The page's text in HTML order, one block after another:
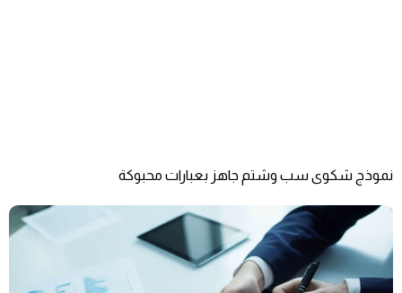
نموذج شكوى سب وشتم جاهز بعبارات محبوكة